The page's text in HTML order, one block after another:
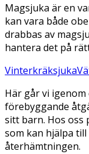
Magsjuka är en
kan vara både
drabbas av
hantera det på
Vinterkräksjuka
Här går vi
förebyggande
sitt barn. Hos oss
som kan hjälpa
återhämtningen.